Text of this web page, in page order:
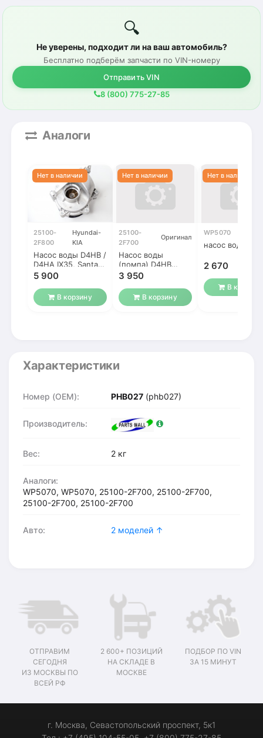
🔍
Не уверены, подходит ли на ваш автомобиль?
Бесплатно подберём запчасти по VIN-номеру
Отправить VIN
8 (800) 775-27-85
Аналоги
25100-
2F800
Hyundai-
KIA
Насос воды D4HB /
D4HA IX35, Santa
Fe, Sorento,
5 900
В корзину
25100-
2F700
Оригинал
Насос воды
(помпа) D4HB
Santa Fe New /
Sportage 2.2
3 950
В корзину
WP5070
насос воды
2 670
В корзину
Характеристики
Номер (OEM): PHB027 (phb027)
Производитель:
Вес: 2 кг
Аналоги:
WP5070, WP5070, 25100-2F700, 25100-2F700,
25100-2F700, 25100-2F700
Авто: 2 моделей ↑
ОТПРАВИМ
СЕГОДНЯ
ИЗ МОСКВЫ ПО
ВСЕЙ РФ
2 600+ ПОЗИЦИЙ
НА СКЛАДЕ В
МОСКВЕ
ПОДБОР ПО VIN
ЗА 15 МИНУТ
г. Москва, Севастопольский проспект, 5к1